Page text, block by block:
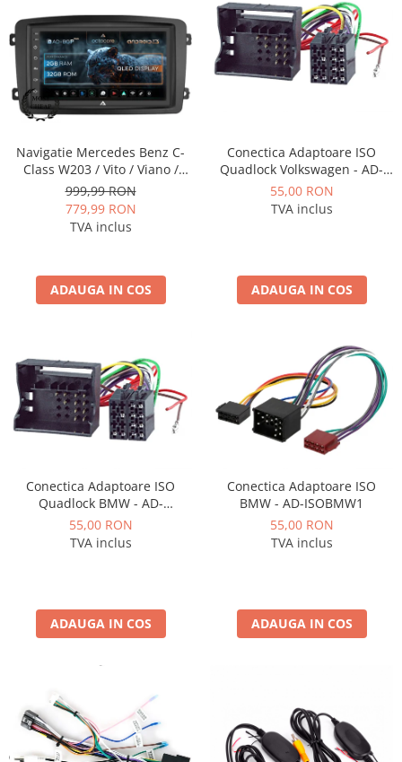
Navigatie Mercedes Benz C-
Class W203 / Vito / Viano /
CLK, Android, P-Octacore /
2GB RAM + 32GB ROM, 7 Inch
- AD-BGP1002+AD-BGRBE014
999,99 RON
779,99 RON
TVA inclus
ADAUGA IN COS
Conectica Adaptoare ISO
Quadlock Volkswagen - AD-
ISOVW
55,00 RON
TVA inclus
ADAUGA IN COS
Conectica Adaptoare ISO
Quadlock BMW - AD-
ISOBMW2
55,00 RON
TVA inclus
ADAUGA IN COS
Conectica Adaptoare ISO
BMW - AD-ISOBMW1
55,00 RON
TVA inclus
ADAUGA IN COS